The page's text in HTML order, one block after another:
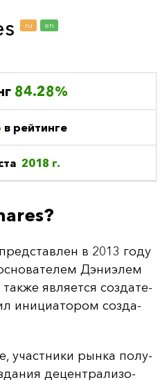
ru en
84.28%
в рейтинге
2018 г.
в 2013 го­ду
Дэ­ни­элем
яв­ля­ет­ся соз­да­те­
ини­ци­ато­ром соз­да­
учас­тни­ки рын­ка по­лу­
де­цен­тра­ли­зо­